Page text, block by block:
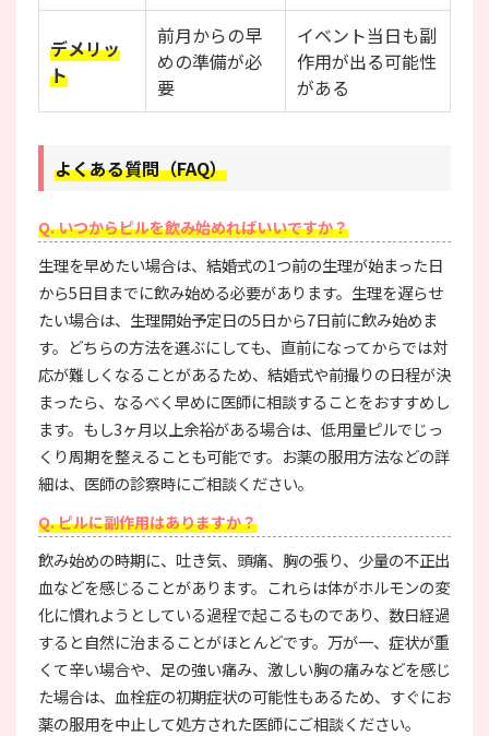
デメリッ
ト
前月からの早
めの準備が必
要
イベント当日も副
作用が出る可能性
がある
よくある質問（FAQ）
Q. いつからピルを飲み始めればいいですか？
生理を早めたい場合は、結婚式の1つ前の生理が始まった日
から5日目までに飲み始める必要があります。生理を遅らせ
たい場合は、生理開始予定日の5日から7日前に飲み始めま
す。どちらの方法を選ぶにしても、直前になってからでは対
応が難しくなることがあるため、結婚式や前撮りの日程が決
まったら、なるべく早めに医師に相談することをおすすめし
ます。もし3ヶ月以上余裕がある場合は、低用量ピルでじっ
くり周期を整えることも可能です。お薬の服用方法などの詳
細は、医師の診察時にご相談ください。
Q. ピルに副作用はありますか？
飲み始めの時期に、吐き気、頭痛、胸の張り、少量の不正出
血などを感じることがあります。これらは体がホルモンの変
化に慣れようとしている過程で起こるものであり、数日経過
すると自然に治まることがほとんどです。万が一、症状が重
くて辛い場合や、足の強い痛み、激しい胸の痛みなどを感じ
た場合は、血栓症の初期症状の可能性もあるため、すぐにお
薬の服用を中止して処方された医師にご相談ください。